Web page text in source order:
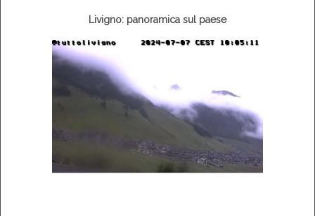
Livigno: panoramica sul paese